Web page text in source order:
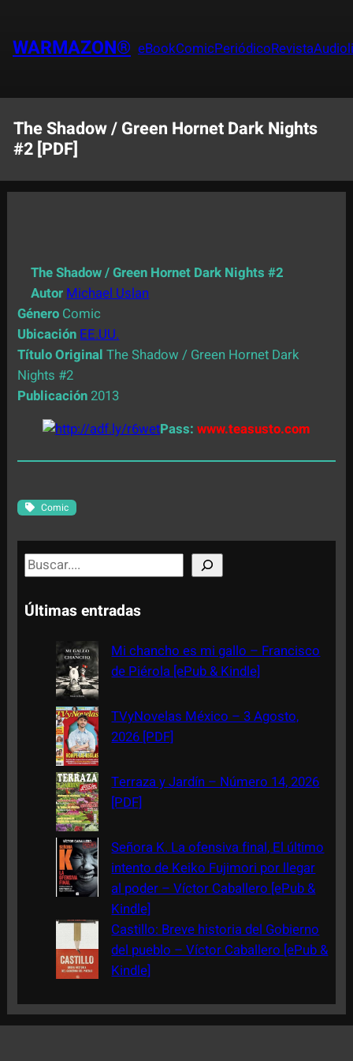
contenido
WARMAZON® eBookComicPeriódicoRevista
The Shadow / Green Hornet Dark Nights
#2 [PDF]
The Shadow / Green Hornet Dark Nights #2
Autor Michael Uslan
Género Comic
Ubicación EE.UU.
Título OriginalThe Shadow / Green Hornet Dark
Nights #2
Publicación 2013
Pass: www.teasusto.com
Comic
S
e
a
Últimas entradas
Mi chancho es mi gallo – Francisco
de Piérola [ePub & Kindle]
TVyNovelas México – 3 Agosto,
2026 [PDF]
Terraza y Jardín – Número 14, 2026
[PDF]
Señora K. La ofensiva final, El último
intento de Keiko Fujimori por llegar
al poder – Víctor Caballero [ePub &
Kindle]
Castillo: Breve historia del Gobierno
del pueblo – Víctor Caballero [ePub &
Kindle]